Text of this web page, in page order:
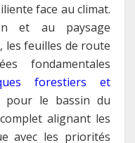
face au climat.
et au paysage
les feuilles de route
fondamentales
forestiers et
pour le bassin du
alignant les
avec les priorités